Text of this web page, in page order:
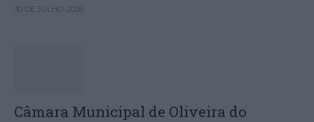
30 DE JULHO, 2026
Câmara Municipal de Oliveira do